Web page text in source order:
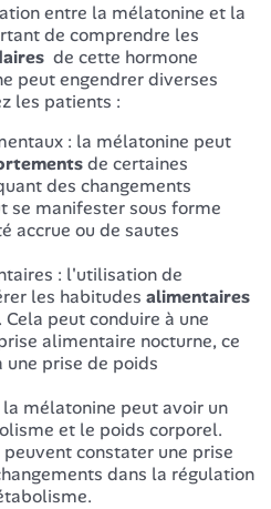
entre la mélatonine et la
de comprendre les
de cette hormone
peut engendrer diverses
les patients :
: la mélatonine peut
de certaines
des changements
se manifester sous forme
accrue ou de sautes
: l'utilisation de
les habitudes alimentaires
. Cela peut conduire à une
alimentaire nocturne, ce
prise de poids
mélatonine peut avoir un
et le poids corporel.
constater une prise
dans la régulation